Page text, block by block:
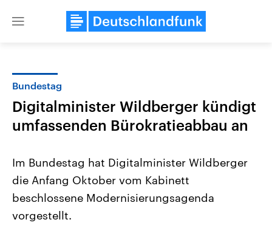
Close
Landtagswahl Sachsen-Anhalt
2026
Bundestag
Digitalminister Wildberger kündigt
umfassenden Bürokratieabbau an
Im Bundestag hat Digitalminister Wildberger
die Anfang Oktober vom Kabinett
beschlossene Modernisierungsagenda
vorgestellt.